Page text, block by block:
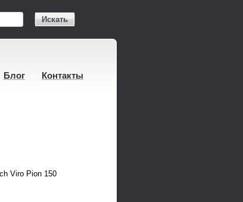
Искать
Блог Контакты
Viro Pion 150